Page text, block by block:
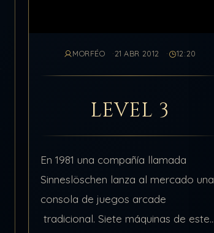
MORFÉO 21 ABR 2012 12:20
LEVEL 3
En 1981 una compañía llamada
Sinneslöschen lanza al mercado una
consola de juegos arcade
tradicional. Siete máquinas de este